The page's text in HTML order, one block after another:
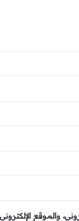
والموقع